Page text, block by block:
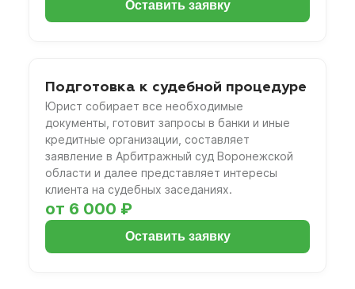
Оставить заявку
Подготовка к судебной процедуре
Юрист собирает все необходимые
документы, готовит запросы в банки и иные
кредитные организации, составляет
заявление в Арбитражный суд Воронежской
области и далее представляет интересы
клиента на судебных заседаниях.
от 6 000 ₽
Оставить заявку